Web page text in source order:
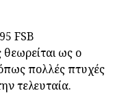
FSB
θεωρείται ως ο
πολλές πτυχές
τελευταία.